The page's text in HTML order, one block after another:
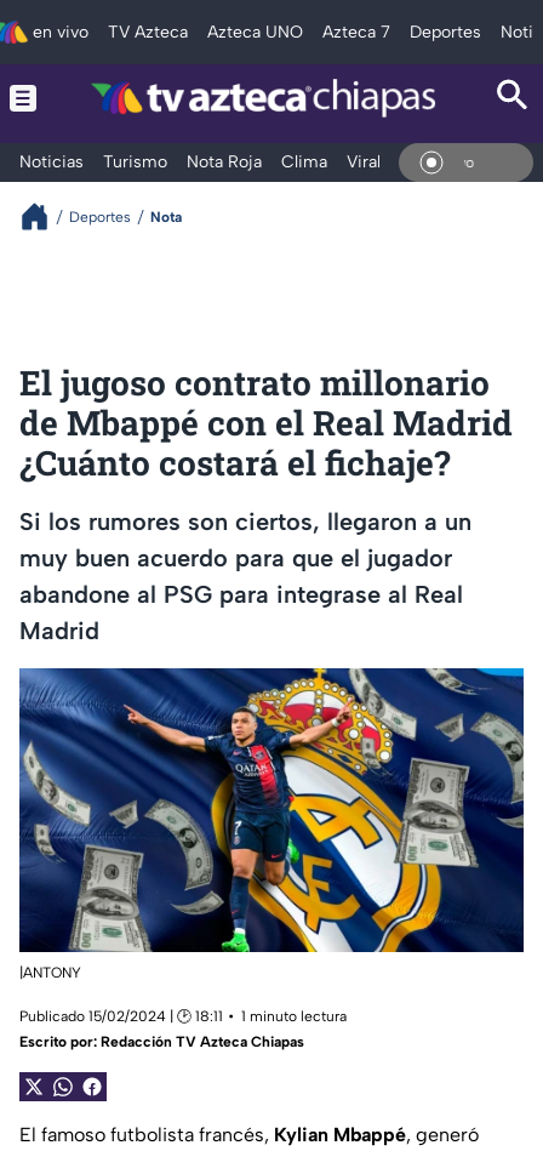
en vivo TV Azteca Azteca UNO Azteca 7 Deportes
Noticias Turismo Nota Roja Clima Viral y Tendencia En
Deportes Nota
El jugoso contrato millonario
de Mbappé con el Real Madrid
¿Cuánto costará el fichaje?
Si los rumores son ciertos, llegaron a un
muy buen acuerdo para que el jugador
abandone al PSG para integrase al Real
Madrid
|ANTONY
Publicado 15/02/2024 | 🕑 18:11
1 minuto lectura
Escrito por: Redacción TV Azteca Chiapas
El famoso futbolista francés, Kylian Mbappé, generó